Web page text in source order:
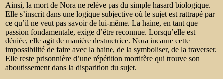
Ainsi, la mort de Nora ne relève pas du simple hasard biologique.
Elle s’inscrit dans une logique subjective où le sujet est rattrapé par
ce qu’il ne veut pas savoir de lui-même. La haine, en tant que
passion fondamentale, exige d’être reconnue. Lorsqu’elle est
déniée, elle agit de manière destructrice. Nora incarne cette
impossibilité de faire avec la haine, de la symboliser, de la traverser.
Elle reste prisonnière d’une répétition mortifère qui trouve son
aboutissement dans la disparition du sujet.